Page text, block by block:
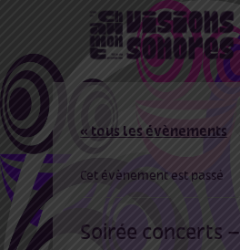
« tous les évènements
Cet évènement est passé
Soirée concerts –